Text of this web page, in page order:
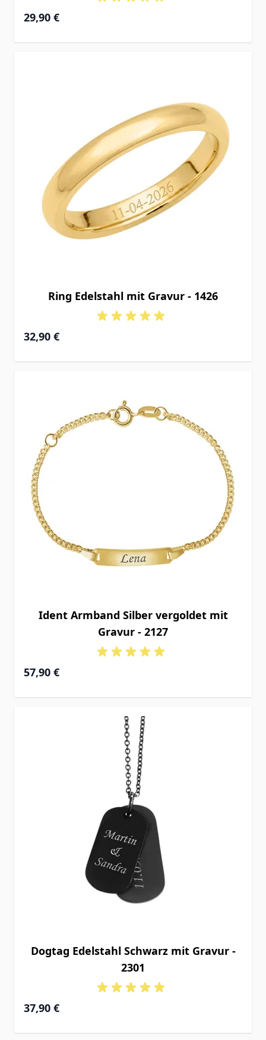
29,90 €
Ring Edelstahl mit Gravur - 1426
32,90 €
Ident Armband Silber vergoldet mit
Gravur - 2127
Ab
57,90 €
Dogtag Edelstahl Schwarz mit Gravur -
2301
37,90 €